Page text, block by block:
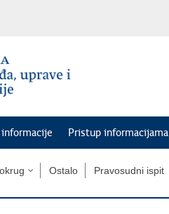
Pristup informacijama
Ostalo Pravosudni ispit